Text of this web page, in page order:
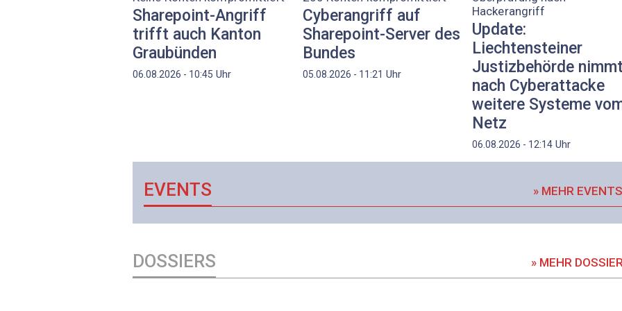
Sharepoint-Angriff
trifft auch Kanton
Graubünden
06.08.2026 - 10:45 Uhr
Cyberangriff auf
Sharepoint-Server des
Bundes
05.08.2026 - 11:21 Uhr
Hackerangriff
Update:
Liechtensteiner
Justizbehörde nimmt
nach Cyberattacke
weitere Systeme
Netz
06.08.2026 - 12:14 Uhr
EVENTS » MEHR EVENTS
DOSSIERS » MEHR